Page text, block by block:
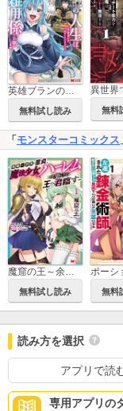
無料試し読み 無料
「モンスターコミックス
無料試し読み 無料
読み方を選択
アプリで読
専用アプリの